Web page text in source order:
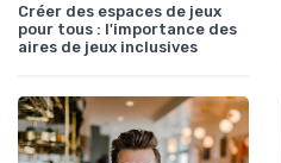
Créer des espaces de jeux
pour tous : l'importance des
aires de jeux inclusives